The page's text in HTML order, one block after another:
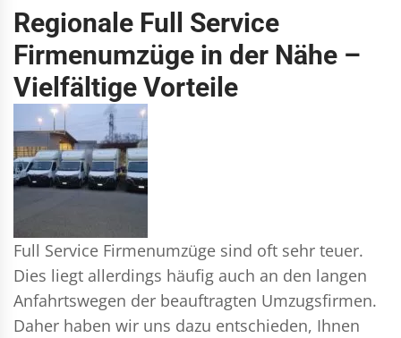
Regionale Full Service
Firmenumzüge in der Nähe –
Vielfältige Vorteile
Full Service Firmenumzüge sind oft sehr teuer.
Dies liegt allerdings häufig auch an den langen
Anfahrtswegen der beauftragten Umzugsfirmen.
Daher haben wir uns dazu entschieden, Ihnen